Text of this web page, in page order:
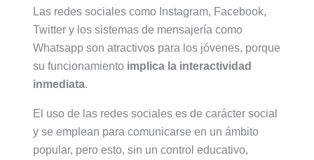
Las redes sociales como Instagram, Facebook,
Twitter y los sistemas de mensajería como
Whatsapp son atractivos para los jóvenes, porque
su funcionamiento implica la interactividad
inmediata.
El uso de las redes sociales es de carácter social
y se emplean para comunicarse en un ámbito
popular, pero esto, sin un control educativo,